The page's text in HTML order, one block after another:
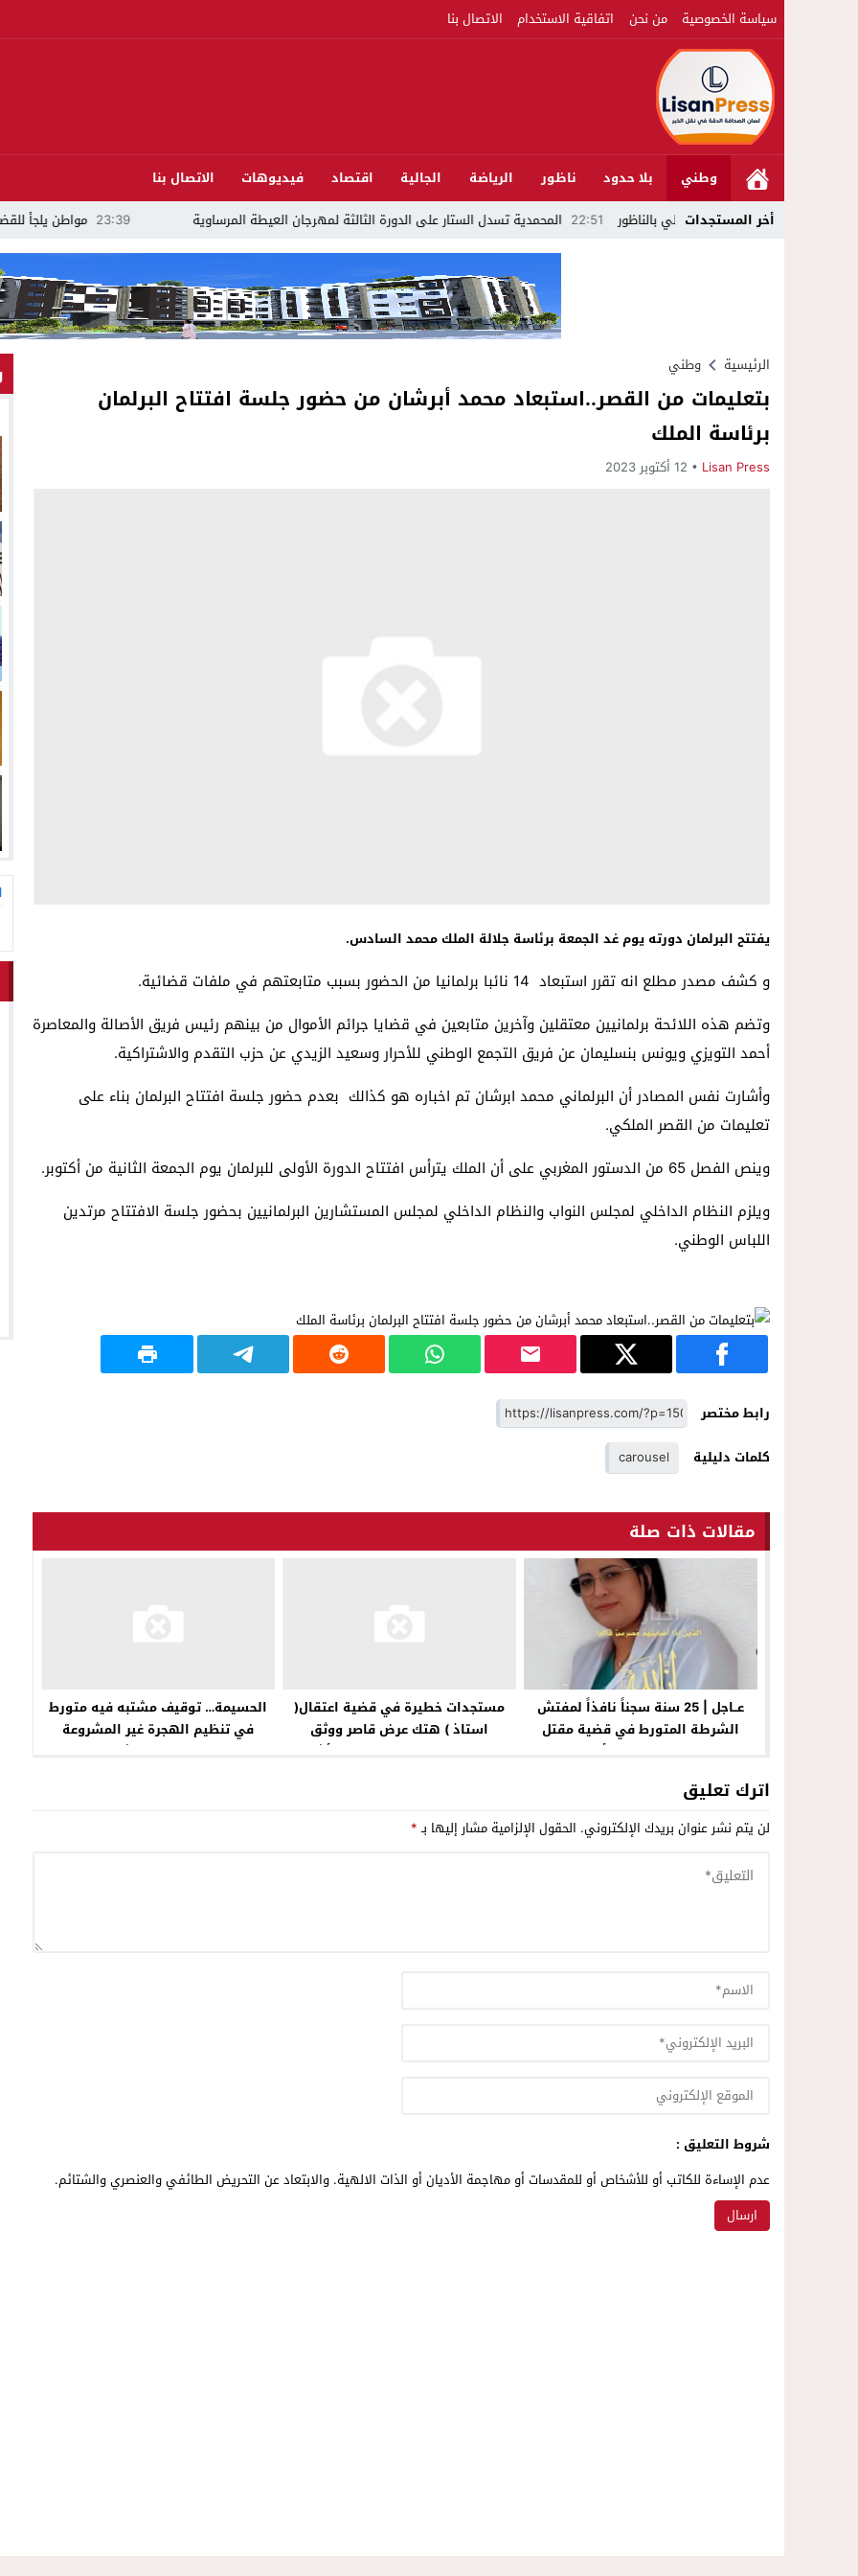
سياسة الخصوصية من نحن اتفاقية الاستخدام الاتصال بنا
وطني بلا حدود ناظور الرياضة الجالية اقتصاد فيديوهات
الاتصال بنا
أخر المستجدات
مواطن يلجأ للقضاء ويتهم مرشحًا 22:51 المحمدية تسدل الستار على الدورة الثالثة لمهرجان العيطة المرساوية
الرئيسية وطني
بتعليمات من القصر..استبعاد محمد أبرشان من حضور جلسة افتتاح البرلمان
برئاسة الملك
Lisan Press 12 أكتوبر 2023
يفتتح البرلمان دورته يوم غد الجمعة برئاسة جلالة الملك محمد السادس.
و كشف مصدر مطلع انه تقرر استبعاد 14 نائبا برلمانيا من الحضور بسبب متابعتهم في ملفات قضائية.
وتضم هذه اللائحة برلمانيين معتقلين وآخرين متابعين في قضايا جرائم الأموال من بينهم رئيس فريق الأصالة والمعاصرة
أحمد التويزي ويونس بنسليمان عن فريق التجمع الوطني للأحرار وسعيد الزيدي عن حزب التقدم والاشتراكية.
وأشارت نفس المصادر أن البرلماني محمد ابرشان تم اخباره هو كذالك بعدم حضور جلسة افتتاح البرلمان بناء على
تعليمات من القصر الملكي.
وينص الفصل 65 من الدستور المغربي على أن الملك يترأس افتتاح الدورة الأولى للبرلمان يوم الجمعة الثانية من أكتوبر.
ويلزم النظام الداخلي لمجلس النواب والنظام الداخلي لمجلس المستشارين البرلمانيين بحضور جلسة الافتتاح مرتدين
اللباس الوطني.
رابط مختصر
كلمات دليلية
carousel
مقالات ذات صلة
عــاجل | 25 سنة سجناً نافذاً لمفتش
الشرطة المتورط في قضية مقتل
الممرضة فاطمة أكنوز
مستجدات خطيرة في قضية اعتقال(
استاذ ) هتك عرض قاصر ووثق
الممارسات الجنسية الجماعية بأشرطة
الحسيمة… توقيف مشتبه فيه متورط
في تنظيم الهجرة غير المشروعة
والاتجار بالبشر
اترك تعليق
لن يتم نشر عنوان بريدك الإلكتروني. الحقول الإلزامية مشار إليها بـ*
شروط التعليق :
عدم الإساءة للكاتب أو للأشخاص أو للمقدسات أو مهاجمة الأديان أو الذات الالهية. والابتعاد عن التحريض الطائفي والعنصري والشتائم.